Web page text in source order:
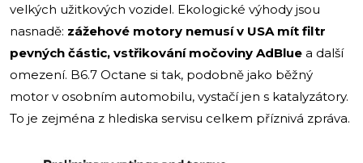
velkých užitkových vozidel. Ekologické výhody jsou
nasnadě: zážehové motory nemusí v USA mít filtr
pevných částic, vstřikování močoviny AdBlue a další
omezení. B6.7 Octane si tak, podobně jako běžný
motor v osobním automobilu, vystačí jen s katalyzátory.
To je zejména z hlediska servisu celkem příznivá zpráva.